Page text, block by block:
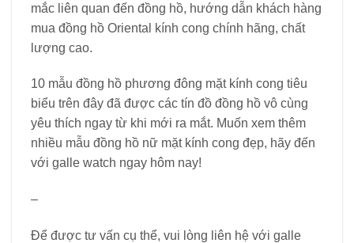
mắc liên quan đến đồng hồ, hướng dẫn khách hàng
mua đồng hồ Oriental kính cong chính hãng, chất
lượng cao.
10 mẫu đồng hồ phương đông mặt kính cong tiêu
biểu trên đây đã được các tín đồ đồng hồ vô cùng
yêu thích ngay từ khi mới ra mắt. Muốn xem thêm
nhiều mẫu đồng hồ nữ mặt kính cong đẹp, hãy đến
với galle watch ngay hôm nay!
–
Để được tư vấn cụ thể, vui lòng liên hệ với galle